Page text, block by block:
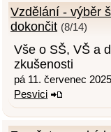
Vzdělání - výběr
dokončit (8/14)
Vše o SŠ, VŠ a
zkušenosti
pá 11. červenec
Pesvici